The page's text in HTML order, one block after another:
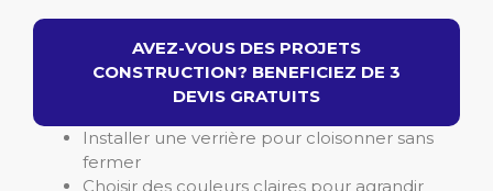
AVEZ-VOUS DES PROJETS
CONSTRUCTION? BENEFICIEZ DE 3
DEVIS GRATUITS
Installer une verrière pour cloisonner sans
fermer
Choisir des couleurs claires pour agrandir